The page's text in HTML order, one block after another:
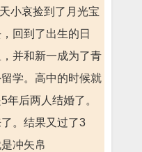
小哀捡到了月光宝
回到了出生的日
并和新一成为了青
学。高中的时候就
年后两人结婚了。
。结果又过了3
冲矢帛